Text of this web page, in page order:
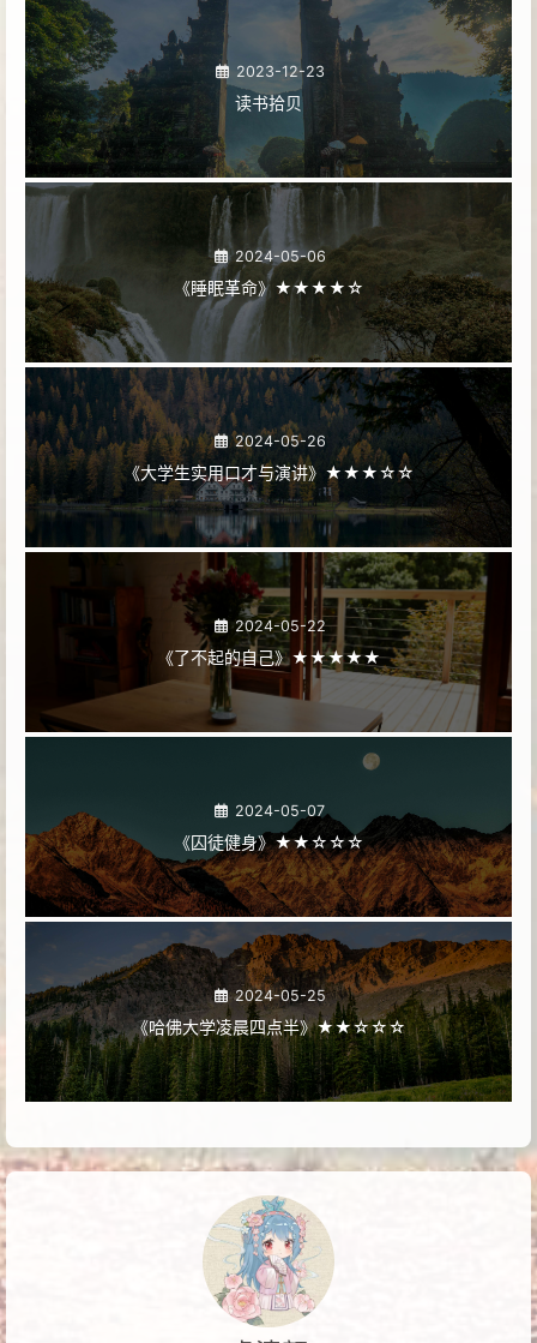
2023-12-23
读书拾贝
2024-05-06
《睡眠革命》★★★★☆
2024-05-26
《大学生实用口才与演讲》★★★☆☆
2024-05-22
《了不起的自己》★★★★★
2024-05-07
《囚徒健身》★★☆☆☆
2024-05-25
《哈佛大学凌晨四点半》★★☆☆☆